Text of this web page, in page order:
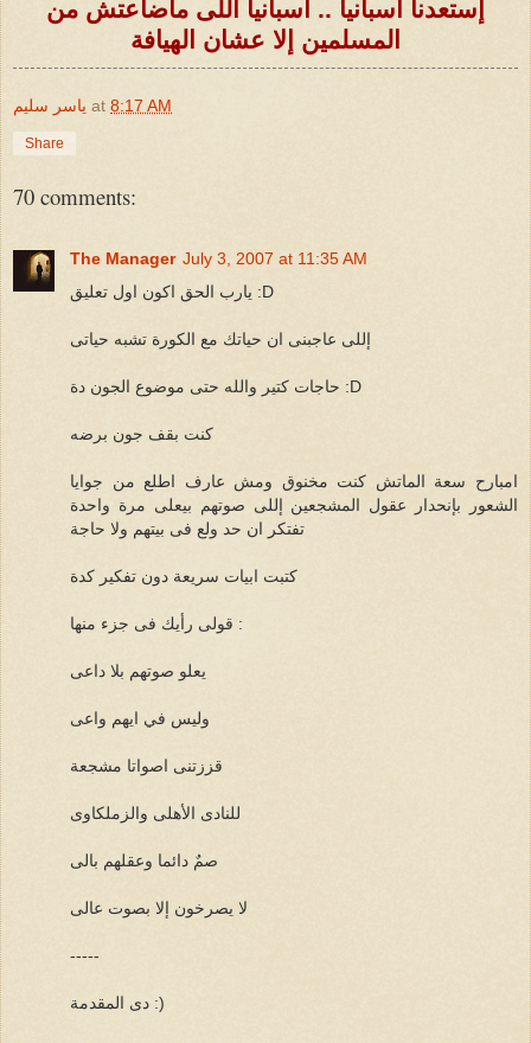
إستعدنا اسبانيا .. اسبانيا اللى ماضاعتش من
المسلمين إلا عشان الهيافة
ياسر سليم at 8:17 AM
Share
70 comments:
The Manager July 3, 2007 at 11:35 AM
يارب الحق اكون اول تعليق :D
إللى عاجبنى ان حياتك مع الكورة تشبه حياتى
حاجات كتير والله حتى موضوع الجون دة :D
كنت بقف جون برضه
امبارح سعة الماتش كنت مخنوق ومش عارف اطلع من جوايا
الشعور بإنحدار عقول المشجعين إللى صوتهم بيعلى مرة واحدة
تفتكر ان حد ولع فى بيتهم ولا حاجة
كتبت ابيات سريعة دون تفكير كدة
قولى رأيك فى جزء منها :
يعلو صوتهم بلا داعى
وليس في ايهم واعى
قززتنى اصواتا مشجعة
للنادى الأهلى والزملكاوى
صمٌ دائما وعقلهم بالى
لا يصرخون إلا بصوت عالى
-----
دى المقدمة :)